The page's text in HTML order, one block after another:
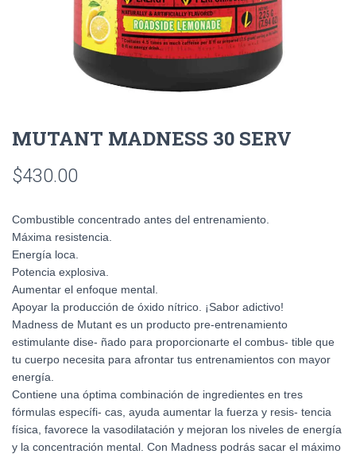
MUTANT MADNESS 30 SERV
$430.00
Combustible concentrado antes del entrenamiento.
Máxima resistencia.
Energía loca.
Potencia explosiva.
Aumentar el enfoque mental.
Apoyar la producción de óxido nítrico. ¡Sabor adictivo!
Madness de Mutant es un producto pre-entrenamiento
estimulante dise- ñado para proporcionarte el combus- tible que
tu cuerpo necesita para afrontar tus entrenamientos con mayor
energía.
Contiene una óptima combinación de ingredientes en tres
fórmulas específi- cas, ayuda aumentar la fuerza y resis- tencia
física, favorece la vasodilatación y mejoran los niveles de energía
y la concentración mental. Con Madness podrás sacar el máximo